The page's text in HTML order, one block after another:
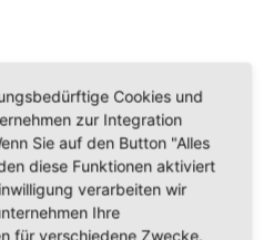
Cookies und
zur Integration
Sie auf den Button "Alles
diese Funktionen aktiviert
verarbeiten wir
Ihre
für verschiedene Zwecke.